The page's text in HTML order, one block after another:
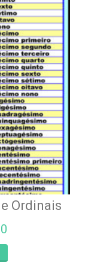
Ordinais
produto